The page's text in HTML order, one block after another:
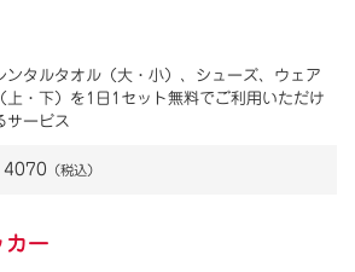
ンタルタオル（大・小）、シューズ、ウェア
（上・下）を1日1セット無料でご利用いただけ
サービス
4070 （税込）
カー